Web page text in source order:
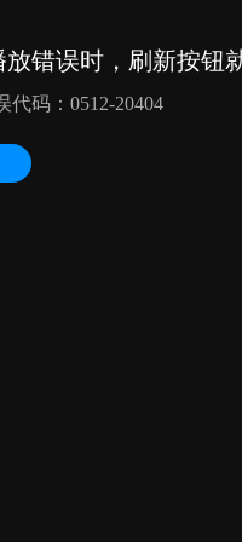
错误时，刷新按钮
码：0512-20404